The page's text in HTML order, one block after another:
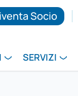
Socio
SERVIZI